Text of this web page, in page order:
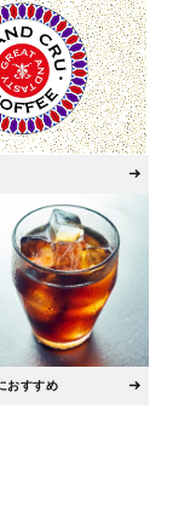
おすすめ